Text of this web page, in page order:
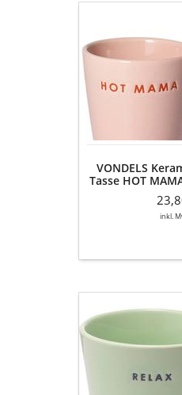
Keramik
Espresso
Tasse
HOT
MAMA
-
rosa
2er
VONDELS
Tasse HOT
- 2er
inkl.
VONDELS
Keramik
Tasse
mint